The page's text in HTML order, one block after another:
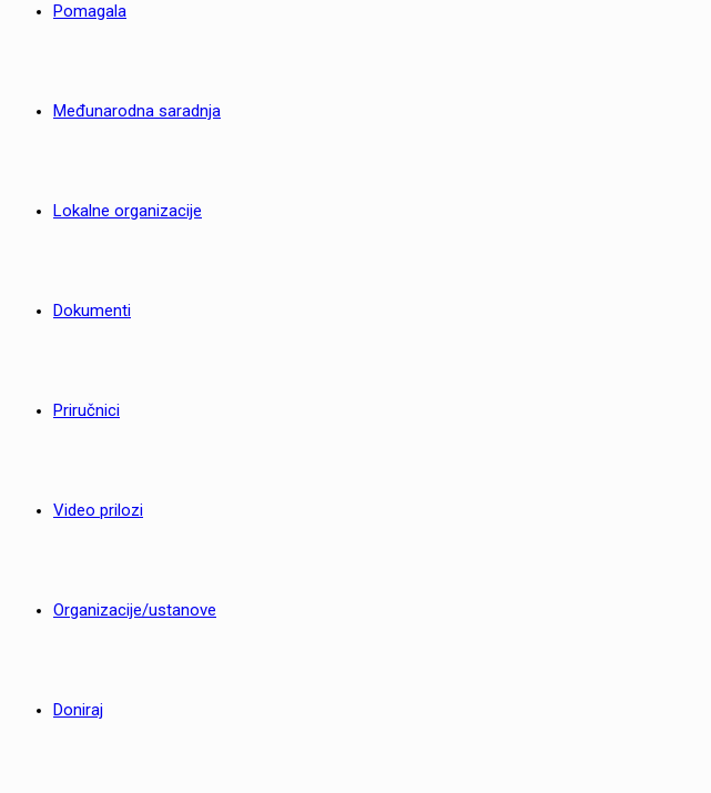
Pomagala
Međunarodna saradnja
Lokalne organizacije
Dokumenti
Priručnici
Video prilozi
Organizacije/ustanove
Doniraj